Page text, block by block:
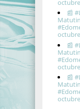
octubre
📰
octubre
📰
octubre
📰
octubre